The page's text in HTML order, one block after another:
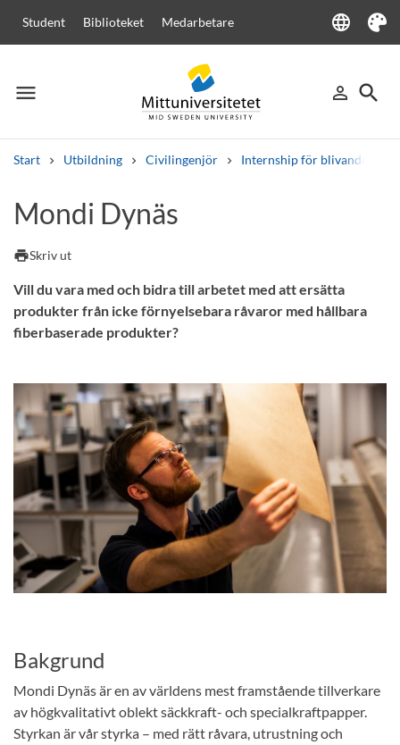
Student Biblioteket Medarbetare language
Language
Tema
menu
Meny person_outline
Logga in
search
Sök
Start Utbildning Civilingenjör Internship för blivande
Andra söktjänster
Kurser och program
Mondi Dynäs
printSkriv ut
Vill du vara med och bidra till arbetet med att ersätta
produkter från icke förnyelsebara råvaror med hållbara
fiberbaserade produkter?
Bakgrund
Mondi Dynäs är en av världens mest framstående tillverkare
av högkvalitativt oblekt säckkraft- och specialkraftpapper.
Styrkan är vår styrka – med rätt råvara, utrustning och